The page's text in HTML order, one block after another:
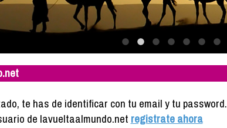
te has de identificar con tu email y tu password.
de lavueltaalmundo.net registrate ahora